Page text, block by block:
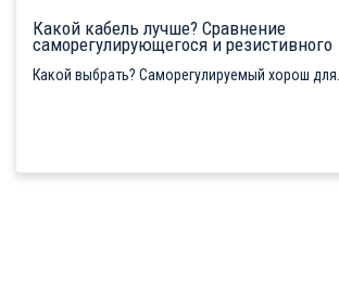
Какой кабель лучше? Сравнение
саморегулирующегося и резистивного
Какой выбрать? Саморегулируемый хорош для...